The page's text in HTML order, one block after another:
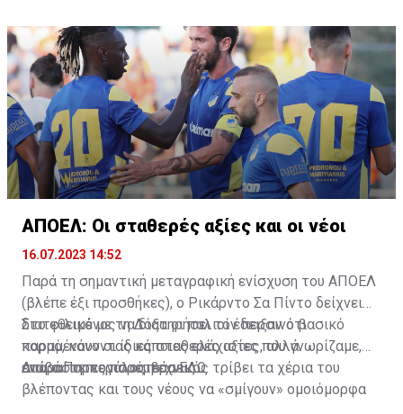
ΑΠΟΕΛ: Οι σταθερές αξίες και οι νέοι
16.07.2023 14:52
Παρά τη σημαντική μεταγραφική ενίσχυση του ΑΠΟΕΛ
(βλέπε έξι προσθήκες), ο Ρικάρντο Σα Πίντο δείχνει
διατεθειμένος να διατηρήσει τον περσινό βασικό
κορμό, κάνοντας κάποιες ελάχιστες, αλλά
απαραίτητες παρεμβάσεις.
Στο φιλικό με τη Δόξα οι παλιοί έδειξαν ότι
παραμένουν οι ίδιες σταθερές αξίες που γνωρίζαμε,
ενώ ο Πορτογάλος τεχνικός τρίβει τα χέρια του
βλέποντας και τους νέους να «σμίγουν» ομοιόμορφα
Διαβάστε περισσότεραΕΔΩ.